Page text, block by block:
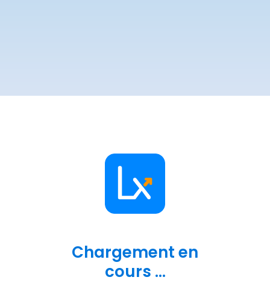
Chargement en
cours ...